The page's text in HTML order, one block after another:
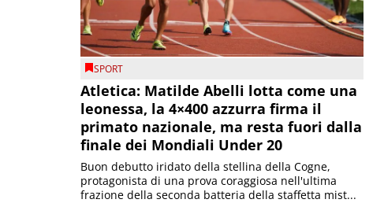
SPORT
Atletica: Matilde Abelli lotta come una
leonessa, la 4×400 azzurra firma il
primato nazionale, ma resta fuori dalla
finale dei Mondiali Under 20
Buon debutto iridato della stellina della Cogne,
protagonista di una prova coraggiosa nell'ultima
frazione della seconda batteria della staffetta mist...